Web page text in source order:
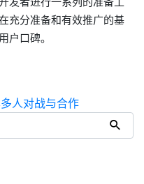
充分准备和有效推广的基
户口碑。
人对战与合作